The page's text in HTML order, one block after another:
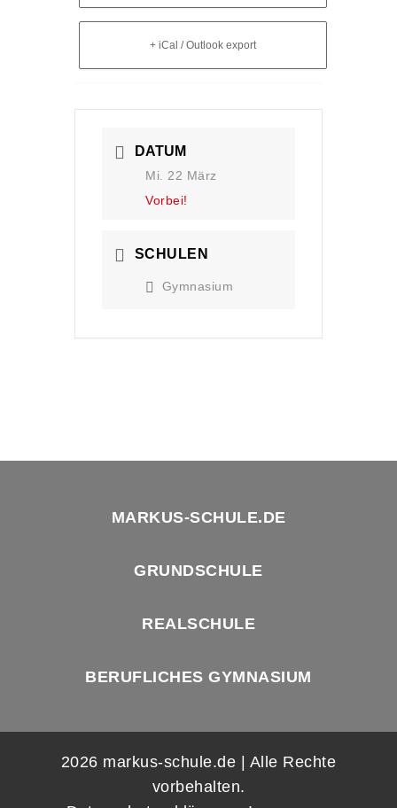
+ iCal / Outlook export
DATUM
Mi. 22 März
Vorbei!
SCHULEN
Gymnasium
MARKUS-SCHULE.DE
GRUNDSCHULE
REALSCHULE
BERUFLICHES GYMNASIUM
2026 markus-schule.de | Alle Rechte
vorbehalten.